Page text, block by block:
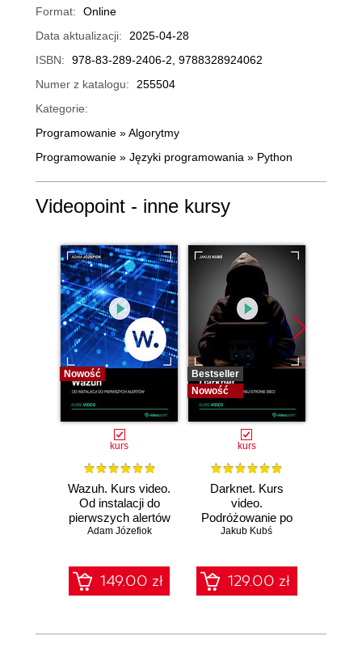
Format:
Online
Data aktualizacji:
2025-04-28
ISBN:
978-83-289-2406-2, 9788328924062
Numer z katalogu:
255504
Kategorie:
Programowanie »Algorytmy
Programowanie » Języki programowania » Python
Videopoint - inne kursy
Nowość
kurs
Wazuh. Kurs video.
Od instalacji do
pierwszych alertów
Adam Józefiok
149.00 zł
Bestseller
Nowość
kurs
Darknet. Kurs
video.
Podróżowanie po
ciemnej stronie
Jakub Kubś
129.00 zł